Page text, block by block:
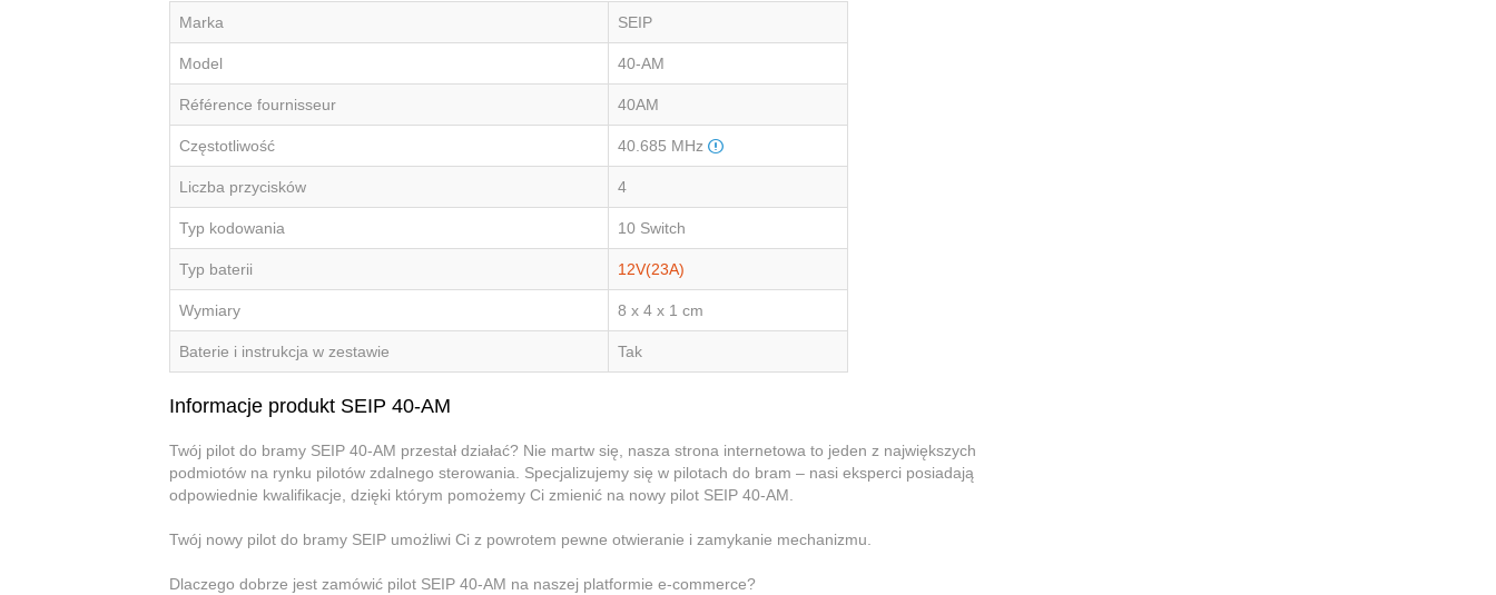
Marka SEIP
Model 40-AM
Référence fournisseur 40AM
Częstotliwość 40.685 MHz
Liczba przycisków 4
Typ kodowania 10 Switch
Typ baterii 12V(23A)
Wymiary 8 x 4 x 1 cm
Baterie i instrukcja w zestawie Tak
Informacje produkt SEIP 40-AM
Twój pilot do bramy SEIP 40-AM przestał działać? Nie martw się, nasza strona internetowa to jeden z największych
podmiotów na rynku pilotów zdalnego sterowania. Specjalizujemy się w pilotach do bram – nasi eksperci posiadają
odpowiednie kwalifikacje, dzięki którym pomożemy Ci zmienić na nowy pilot SEIP 40-AM.
Twój nowy pilot do bramy SEIP umożliwi Ci z powrotem pewne otwieranie i zamykanie mechanizmu.
Dlaczego dobrze jest zamówić pilot SEIP 40-AM na naszej platformie e-commerce?